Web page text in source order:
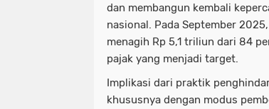
dan membangun kembali
nasional. Pada September
menagih Rp 5,1 triliun dari 84
pajak yang menjadi target.
Implikasi dari praktik
khususnya dengan modus